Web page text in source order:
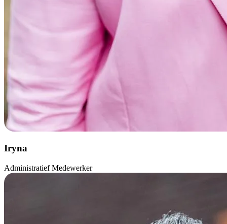
Iryna
Administratief Medewerker